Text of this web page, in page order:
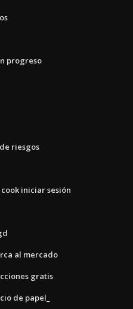
progreso
riesgos
iniciar sesión
al mercado
gratis
de papel_